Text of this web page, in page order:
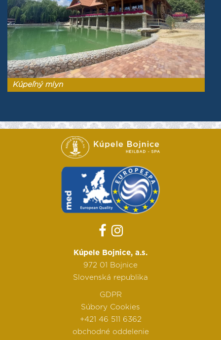
Kúpeľný mlyn
Kúpele Bojnice, a.s.
972 01 Bojnice
Slovenská republika
GDPR
Súbory Cookies
+421 46 511 6362
obchodné oddelenie